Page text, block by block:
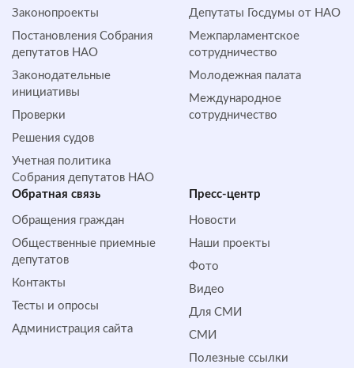
Законопроекты
Постановления Собрания
депутатов НАО
Законодательные
инициативы
Проверки
Решения судов
Учетная политика
Собрания депутатов НАО
Депутаты Госдумы от НАО
Межпарламентское
сотрудничество
Молодежная палата
Международное
сотрудничество
Обратная cвязь
Обращения граждан
Общественные приемные
депутатов
Контакты
Тесты и опросы
Администрация сайта
Пресс-центр
Новости
Наши проекты
Фото
Видео
Для СМИ
СМИ
Полезные ссылки